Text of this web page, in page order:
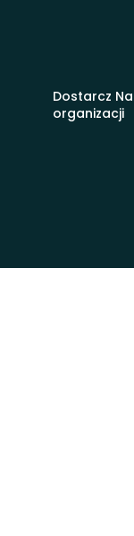
Dostarcz
organizacji